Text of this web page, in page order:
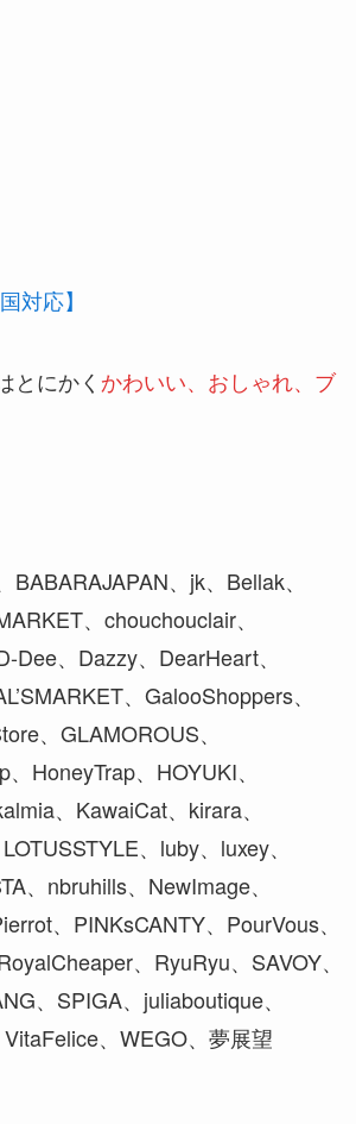
対応】
とにかく かわいい、おしゃれ、ブ
、jk、Bellak、
、chouchouclair、
、Dazzy、DearHeart、
、GalooShoppers、
、GLAMOROUS、
HoneyTrap、HOYUKI、
、KawaiCat、kirara、
、luby、luxey、
、nbruhills、NewImage、
、PINKsCANTY、PourVous、
、RyuRyu、SAVOY、
、SPIGA、juliaboutique、
、WEGO、夢展望